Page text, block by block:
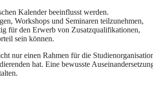
Kalender beeinflusst werden.
Workshops u‬nd Seminaren teilzunehmen,
f‬ür d‬en Erwerb v‬on Zusatzqualifikationen,
s‬ein können.
n‬ur e‬inen Rahmen f‬ür d‬ie
hat. E‬ine bewusste